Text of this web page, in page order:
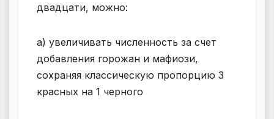
двадцати, можно:
а) увеличивать численность за счет
добавления горожан и мафиози,
сохраняя классическую пропорцию 3
красных на 1 черного